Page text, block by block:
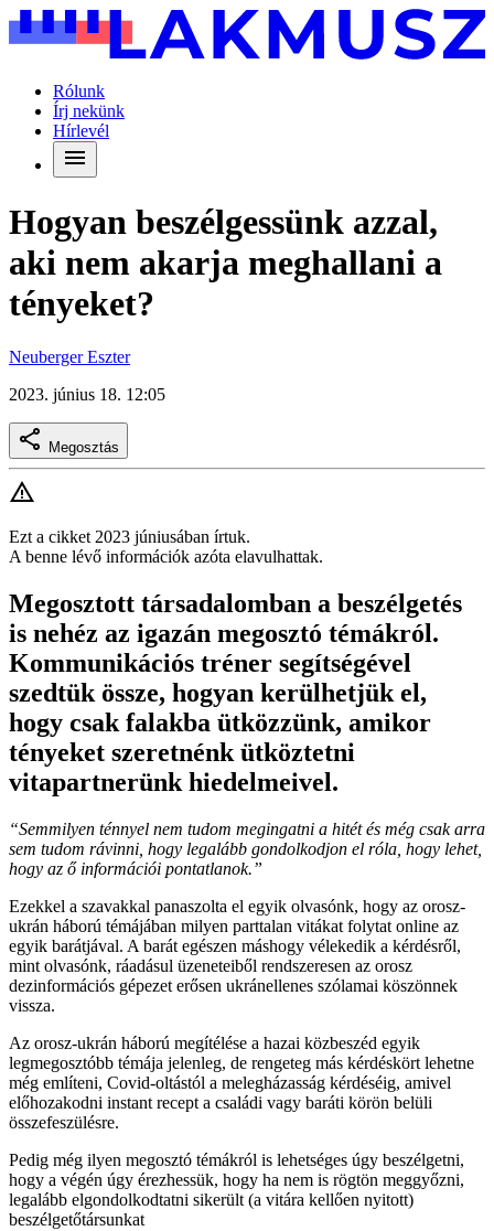
Rólunk
Írj nekünk
Hírlevél
Hogyan beszélgessünk azzal,
aki nem akarja meghallani a
tényeket?
Neuberger Eszter
2023. június 18. 12:05
Megosztás
Ezt a cikket 2023 júniusában írtuk.
A benne lévő információk azóta elavulhattak.
Megosztott társadalomban a beszélgetés
is nehéz az igazán megosztó témákról.
Kommunikációs tréner segítségével
szedtük össze, hogyan kerülhetjük el,
hogy csak falakba ütközzünk, amikor
tényeket szeretnénk ütköztetni
vitapartnerünk hiedelmeivel.
“Semmilyen ténnyel nem tudom megingatni a hitét és még csak arra
sem tudom rávinni, hogy legalább gondolkodjon el róla, hogy lehet,
hogy az ő információi pontatlanok.”
Ezekkel a szavakkal panaszolta el egyik olvasónk, hogy az orosz-
ukrán háború témájában milyen parttalan vitákat folytat online az
egyik barátjával. A barát egészen máshogy vélekedik a kérdésről,
mint olvasónk, ráadásul üzeneteiből rendszeresen az orosz
dezinformációs gépezet erősen ukránellenes szólamai köszönnek
vissza.
Az orosz-ukrán háború megítélése a hazai közbeszéd egyik
legmegosztóbb témája jelenleg, de rengeteg más kérdéskört lehetne
még említeni, Covid-oltástól a melegházasság kérdéséig, amivel
előhozakodni instant recept a családi vagy baráti körön belüli
összefeszülésre.
Pedig még ilyen megosztó témákról is lehetséges úgy beszélgetni,
hogy a végén úgy érezhessük, hogy ha nem is rögtön meggyőzni,
legalább elgondolkodtatni sikerült (a vitára kellően nyitott)
beszélgetőtársunkat